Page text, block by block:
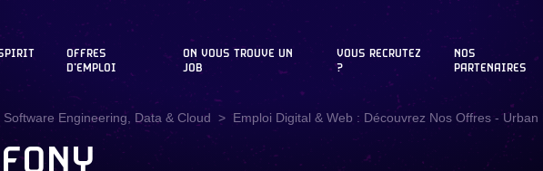
OFFRES
D'EMPLOI
ON VOUS TROUVE UN
JOB
VOUS RECRUTEZ
?
NOS
PARTENAIRES
Engineering, Data & Cloud Emploi Digital & Web : Découvrez Nos Offres - Urban